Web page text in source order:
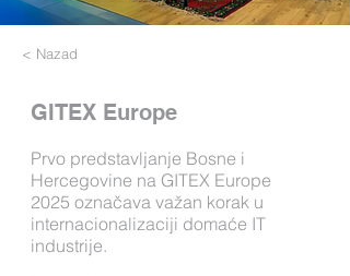
< Nazad
GITEX Europe
Prvo predstavljanje Bosne i
Hercegovine na GITEX Europe
2025 označava važan korak u
internacionalizaciji domaće IT
industrije.